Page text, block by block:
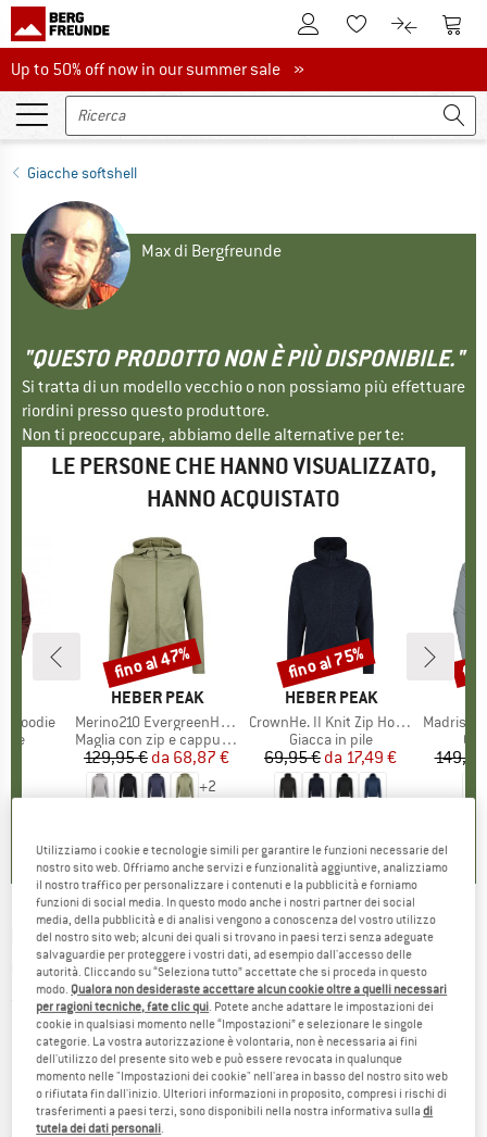
Al conto clienteAlla lista
Al Al
Up to 50% off now in our summer sale
Up to 50% off now in our summer sale »
Giacche softshell
Max di Bergfreunde
"QUESTO PRODOTTO NON È PIÙ DISPONIBILE."
Si tratta di un modello vecchio o non possiamo più effettuare
riordini presso questo produttore.
Non ti preoccupare, abbiamo delle alternative per te:
LE PERSONE CHE HANNO VISUALIZZATO,
HANNO ACQUISTATO
Hoodie
prodotti
MARCHIO
HEBER PEAK
Articolo
Merino210 EvergreenHe. Zip Hoody
Gruppo di prodotti
Maglia con zip e cappuccio
Prezzo
129,95 € Prezzo ridotto
da 68,87 €
+2
Sconto
fino al 47%
MARCHIO
HEBER PEAK
Articolo
CrownHe. II Knit Zip Hoody
Gruppo di prodotti
Giacca in pile
Prezzo
69,95 € Prezzo ridotto
da 17,49 €
Sconto
fino al 75%
Articolo
Madris Light
HELLY HANSEN -Blaze Softshell Hood -
Giacca softshell
(0)
Utilizziamo i cookie e tecnologie simili per garantire le funzioni necessarie del
nostro sito web. Offriamo anche servizi e funzionalità aggiuntive, analizziamo
il nostro traffico per personalizzare i contenuti e la pubblicità e forniamo
funzioni di social media. In questo modo anche i nostri partner dei social
media, della pubblicità e di analisi vengono a conoscenza del vostro utilizzo
del nostro sito web; alcuni dei quali si trovano in paesi terzi senza adeguate
salvaguardie per proteggere i vostri dati, ad esempio dall'accesso delle
autorità. Cliccando su “Seleziona tutto” accettate che si proceda in questo
modo. Qualora non desideraste accettare alcun cookie oltre a quelli necessari
per ragioni tecniche, fate clic qui . Potete anche adattare le impostazioni dei
cookie in qualsiasi momento nelle “Impostazioni” e selezionare le singole
categorie. La vostra autorizzazione è volontaria, non è necessaria ai fini
dell'utilizzo del presente sito web e può essere revocata in qualunque
momento nelle "Impostazioni dei cookie" nell'area in basso del nostro sito web
o rifiutata fin dall'inizio. Ulteriori informazioni in proposito, compresi i rischi di
trasferimenti a paesi terzi, sono disponibili nella nostra informativa sulladi
tutela dei dati personali